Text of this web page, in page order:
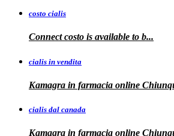
costo cialis
Connectcosto is available to b...
cialis in vendita
Kamagra in farmacia online
cialis dal canada
Kamagra in farmacia online